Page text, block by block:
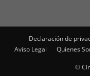
Declaración de
Aviso Legal
Quienes
©